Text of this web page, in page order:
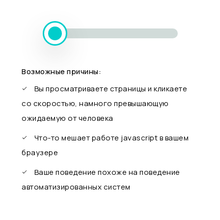
Возможные причины:
Вы просматриваете страницы и кликаете
со скоростью, намного превышающую
ожидаемую от человека
Что-то мешает работе javascript в вашем
браузере
Ваше поведение похоже на поведение
автоматизированных систем